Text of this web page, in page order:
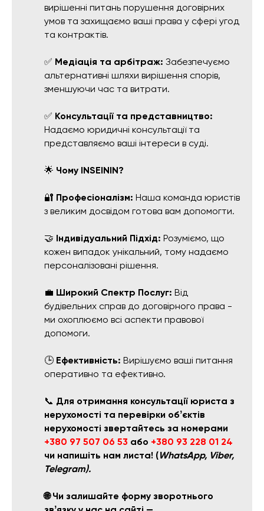
вирішенні питань порушення договірних
умов та захищаємо ваші права у сфері угод
та контрактів.
✅ Медіація та арбітраж: Забезпечуємо
альтернативні шляхи вирішення спорів,
зменшуючи час та витрати.
✅ Консультації та представництво:
Надаємо юридичні консультації та
представляємо ваші інтереси в суді.
🌟 Чому INSEININ?
🔐 Професіоналізм: Наша команда юристів
з великим досвідом готова вам допомогти.
🤝 Індивідуальний Підхід: Розуміємо, що
кожен випадок унікальний, тому надаємо
персоналізовані рішення.
💼 Широкий Спектр Послуг: Від
будівельних справ до договірного права -
ми охоплюємо всі аспекти правової
допомоги.
🕒 Ефективність: Вирішуємо ваші питання
оперативно та ефективно.
📞 Для отримання консультації юриста з
нерухомості та перевірки обʼєктів
нерухомості звертайтесь за номерами
+380 97 507 06 53 або +380 93 228 01 24
чи напишіть нам листа! (WhatsApp, Viber,
Telegram).
🌐 Чи залишайте форму зворотнього